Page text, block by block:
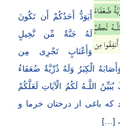
أَیَوَدُّ أَحَدُكُمْ أَن تَكُونَ
لَهُ جَنَّةٌ مِّن نَّخِیلٍ
وَأَعْنَابٍ تَجْرِی مِن
الْكِبَرُ وَلَهُ ذُرِّیَّةٌ ضُعَفَاءُ
اللَّـهُ لَكُمُ الْآیَاتِ لَعَلَّكُمْ
باغی از درختان خرما و
[…]